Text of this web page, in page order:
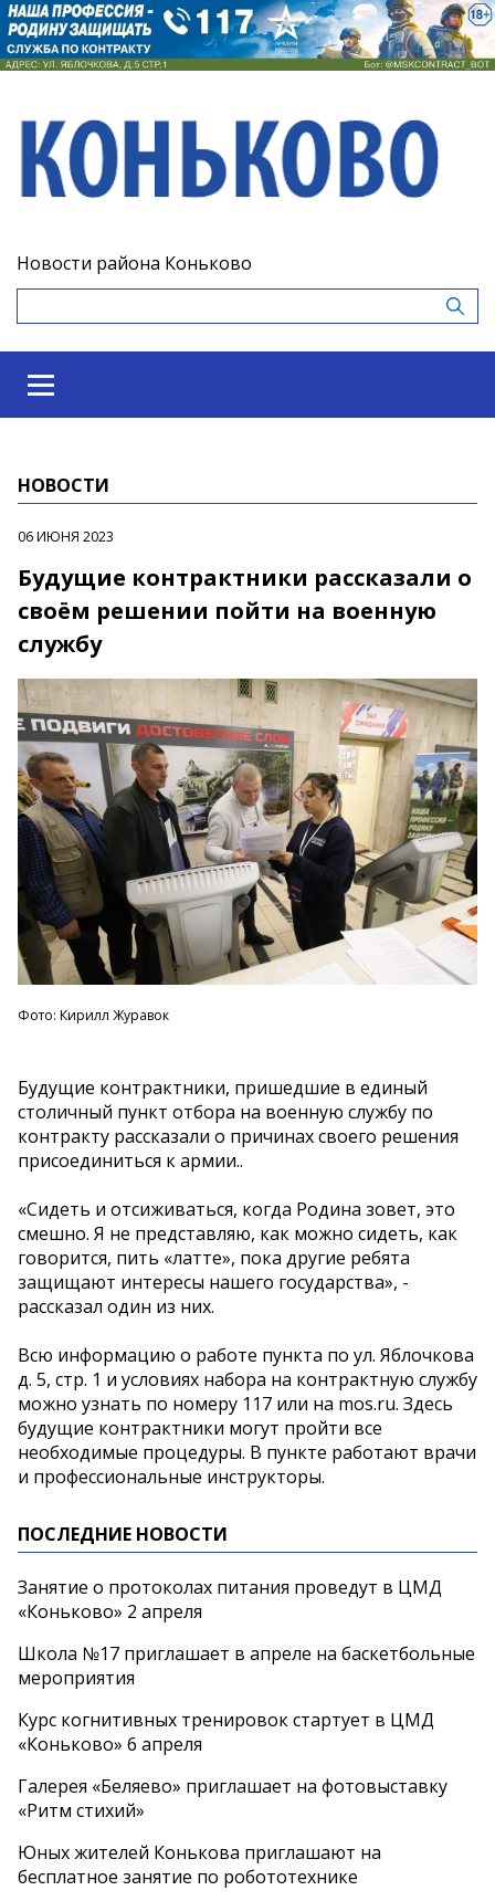
Новости района Коньково
НОВОСТИ
06 ИЮНЯ 2023
Будущие контрактники рассказали о
своём решении пойти на военную
службу
Фото: Кирилл Журавок
Будущие контрактники, пришедшие в единый
столичный пункт отбора на военную службу по
контракту рассказали о причинах своего решения
присоединиться к армии..
«Сидеть и отсиживаться, когда Родина зовет, это
смешно. Я не представляю, как можно сидеть, как
говорится, пить «латте», пока другие ребята
защищают интересы нашего государства», -
рассказал один из них.
Всю информацию о работе пункта по ул. Яблочкова
д. 5, стр. 1 и условиях набора на контрактную службу
можно узнать по номеру 117 или на mos.ru. Здесь
будущие контрактники могут пройти все
необходимые процедуры. В пункте работают врачи
и профессиональные инструкторы.
ПОСЛЕДНИЕ НОВОСТИ
Занятие о протоколах питания проведут в ЦМД
«Коньково» 2 апреля
Школа №17 приглашает в апреле на баскетбольные
мероприятия
Курс когнитивных тренировок стартует в ЦМД
«Коньково» 6 апреля
Галерея «Беляево» приглашает на фотовыставку
«Ритм стихий»
Юных жителей Конькова приглашают на
бесплатное занятие по робототехнике